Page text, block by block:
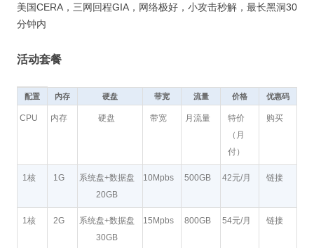
美国CERA，三网回程GIA，网络极好，小攻击秒解，最长黑洞30
分钟内
活动套餐
配置 内存 硬盘 带宽 流量 价格 优惠码
CPU 内存 硬盘 带宽 月流量
特价
（月
付）
购买
1核 1G
系统盘+数据盘
20GB
10Mpbs 500GB 42元/月 链接
1核 2G
系统盘+数据盘
30GB
15Mpbs 800GB 54元/月 链接